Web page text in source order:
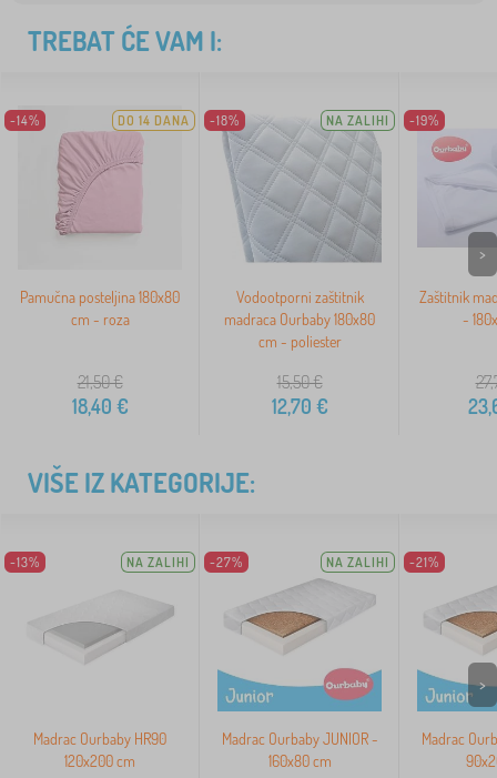
TREBAT ĆE VAM I:
-14% DO 14 DANA
Pamučna posteljina 180x80
cm - roza
21,50€
18,40 €
-18% NA ZALIHI
Vodootporni zaštitnik
madraca Ourbaby 180x80
cm - poliester
15,50€
12,70 €
-19%
Zaštitnik
-
>
VIŠE IZ KATEGORIJE:
-13% NA ZALIHI
Madrac Ourbaby HR90
120x200 cm
-27% NA ZALIHI
Madrac Ourbaby JUNIOR -
160x80 cm
-21%
Madrac
>